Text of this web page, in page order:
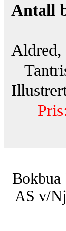
Antall
Aldred,
AS v/